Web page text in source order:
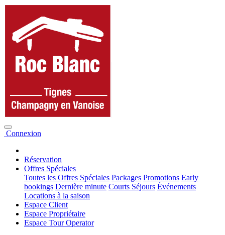
Connexion
Réservation
Offres Spéciales
Toutes les Offres Spéciales Packages Promotions Early
bookings Dernière minute Courts Séjours Événements
Locations à la saison
Espace Client
Espace Propriétaire
Espace Tour Operator